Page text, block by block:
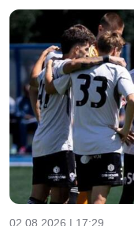
02.08.2026 | 17:29